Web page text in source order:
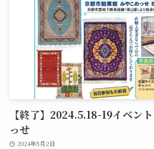
【終了】2024.5.18-19イベン
っせ
2024年5月2日